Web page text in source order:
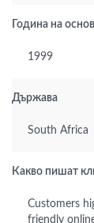
Година на
1999
Държава
South Africa
Какво пишат
Customers
friendly